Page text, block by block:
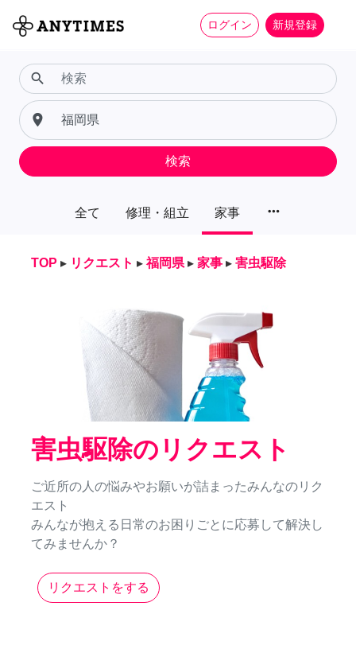
ログイン 新規登録
全て 修理・組立 家事 more_horiz
search
place
検索
TOP ▸ リクエスト ▸ 福岡県 ▸ 家事 ▸ 害虫駆除
害虫駆除のリクエスト
ご近所の人の悩みやお願いが詰まったみんなのリク
エスト
みんなが抱える日常のお困りごとに応募して解決し
てみませんか？
リクエストをする